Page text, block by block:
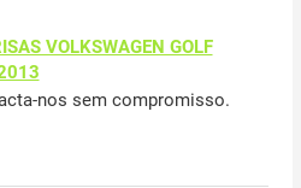
VOLKSWAGEN GOLF
nos sem compromisso.